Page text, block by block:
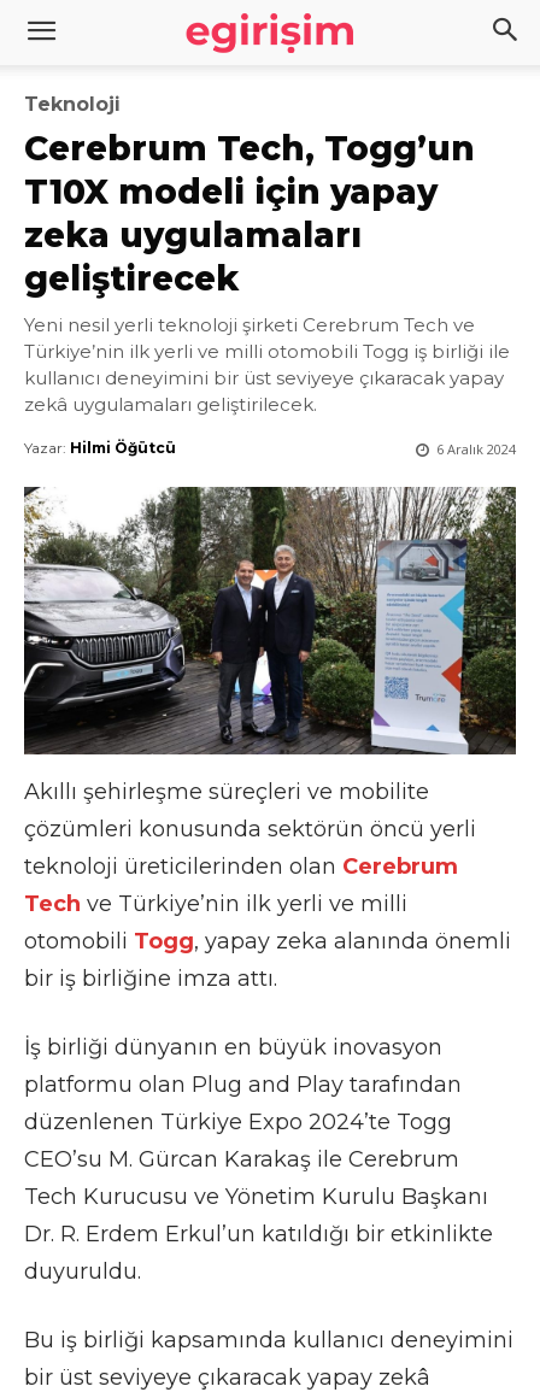
Teknoloji
Cerebrum Tech, Togg’un
T10X modeli için yapay
zeka uygulamaları
geliştirecek
Yeni nesil yerli teknoloji şirketi Cerebrum Tech ve
Türkiye’nin ilk yerli ve milli otomobili Togg iş birliği ile
kullanıcı deneyimini bir üst seviyeye çıkaracak yapay
zekâ uygulamaları geliştirilecek.
6 Aralık 2024
Yazar: Hilmi Öğütcü
Akıllı şehirleşme süreçleri ve mobilite
çözümleri konusunda sektörün öncü yerli
teknoloji üreticilerinden olan Cerebrum
Tech ve Türkiye’nin ilk yerli ve milli
otomobili Togg, yapay zeka alanında önemli
bir iş birliğine imza attı.
İş birliği dünyanın en büyük inovasyon
platformu olan Plug and Play tarafından
düzenlenen Türkiye Expo 2024’te Togg
CEO’su M. Gürcan Karakaş ile Cerebrum
Tech Kurucusu ve Yönetim Kurulu Başkanı
Dr. R. Erdem Erkul’un katıldığı bir etkinlikte
duyuruldu.
Bu iş birliği kapsamında kullanıcı deneyimini
bir üst seviyeye çıkaracak yapay zekâ